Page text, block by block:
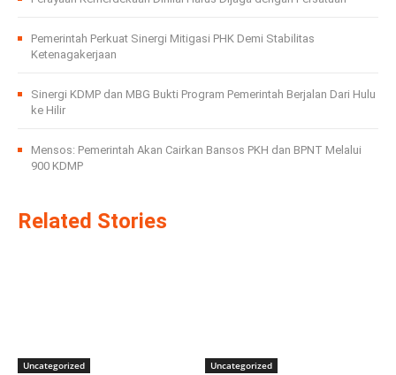
Pemerintah Perkuat Sinergi Mitigasi PHK Demi Stabilitas
Ketenagakerjaan
Sinergi KDMP dan MBG Bukti Program Pemerintah Berjalan Dari Hulu
ke Hilir
Mensos: Pemerintah Akan Cairkan Bansos PKH dan BPNT Melalui
900 KDMP
Related Stories
Uncategorized Uncategorized